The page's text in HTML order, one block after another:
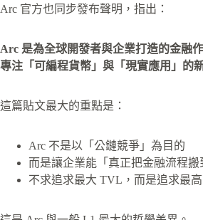
Arc 官方也同步發布聲明，指出：
Arc 是為全球開發者與企業打造的金融
專注「可編程貨幣」與「現實應用」的
這篇貼文最大的重點是：
Arc 不是以「公鏈競爭」為目的
而是讓企業能「真正把金融流程搬
不求追求最大 TVL，而是追求最